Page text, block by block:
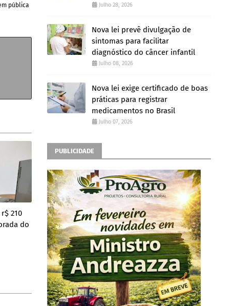
pública
210
do
Julho 28, 2026
Nova lei prevê divulgação de
sintomas para facilitar
diagnóstico do câncer infantil
Julho 08, 2026
Nova lei exige certificado de boas
práticas para registrar
medicamentos no Brasil
Julho 07, 2026
PUBLICIDADE